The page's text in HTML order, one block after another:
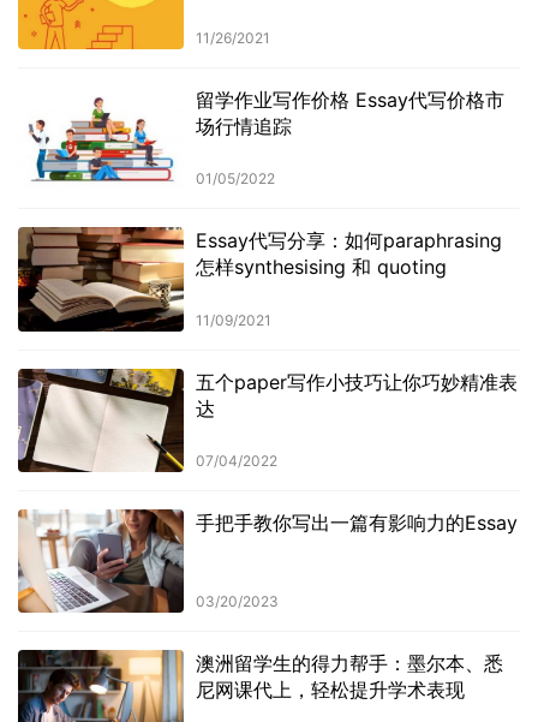
11/26/2021
留学作业写作价格 Essay代写价格市
场行情追踪
01/05/2022
Essay代写分享：如何paraphrasing
怎样synthesising 和 quoting
11/09/2021
五个paper写作小技巧让你巧妙精准表
达
07/04/2022
手把手教你写出一篇有影响力的Essay
03/20/2023
澳洲留学生的得力帮手：墨尔本、悉
尼网课代上，轻松提升学术表现